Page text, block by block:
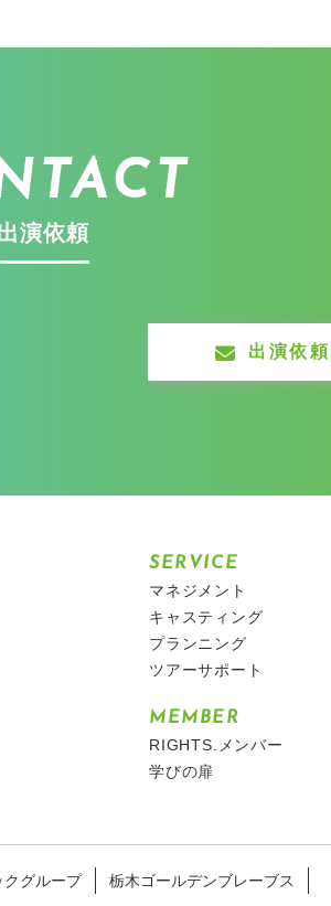
演依頼
出演依
SERVICE
マネジメント
キャスティング
プランニング
ツアーサポート
MEMBER
RIGHTS.メンバー
学びの扉
クグループ 栃木ゴールデンブレーブス